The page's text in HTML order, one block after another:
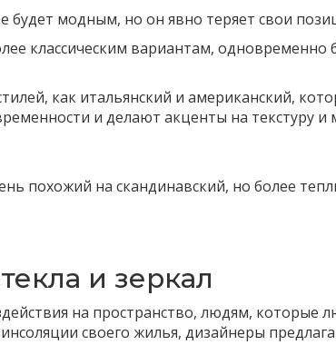
модным, но он явно теряет свои
классическим вариантам,
как итальянский и американский,
и делают акценты на текстуру и
похожий на скандинавский, но более
и зеркал
на пространство, людям, которые
своего жилья, дизайнеры